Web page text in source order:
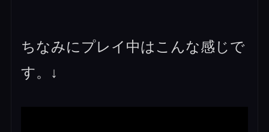
ちなみにプレイ中はこんな感じで
す。↓